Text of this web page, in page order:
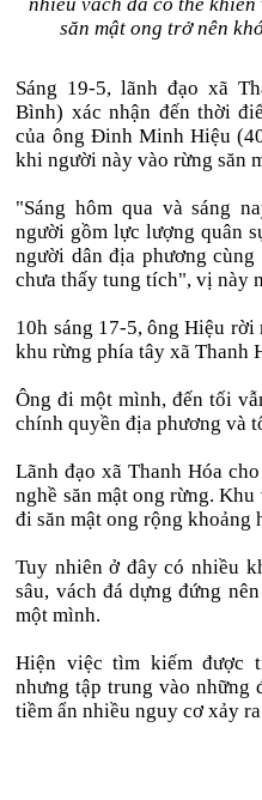
săn mật ong trở nên
Sáng 19-5, lãnh đạo xã
Bình) xác nhận đến thời
của ông Đinh Minh Hiệu
khi người này vào rừng săn
"Sáng hôm qua và sáng
người gồm lực lượng quân
người dân địa phương
chưa thấy tung tích", vị này
10h sáng 17-5, ông Hiệu rời
khu rừng phía tây xã Thanh
Ông đi một mình, đến tối
chính quyền địa phương và
Lãnh đạo xã Thanh Hóa
nghề săn mật ong rừng.
đi săn mật ong rộng khoảng
Tuy nhiên ở đây có nhiều
sâu, vách đá dựng đứng
một mình.
Hiện việc tìm kiếm được
nhưng tập trung vào những
tiềm ẩn nhiều nguy cơ xảy